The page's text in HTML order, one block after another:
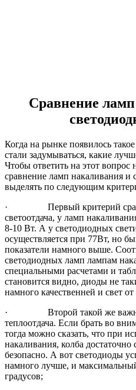
Сравнение
Когда на рынке появилось
стали задумываться, какие
Чтобы ответить на этот вопрос
сравнение ламп накаливания
выделять по следующим
· Первый критерий
светоотдача, у ламп
8-10 Вт. А у светодиодных
осуществляется при 77Вт, но
показатели намного выше.
светодиодных ламп лампам
специальными расчетами и
становится видно, диоды не
намного качественней и свет
· Второй такой же
теплоотдача. Если брать во
тогда можно сказать, что при
накаливания, колба достаточно
безопасно. А вот светодиоды
намного лучше, и
градусов;